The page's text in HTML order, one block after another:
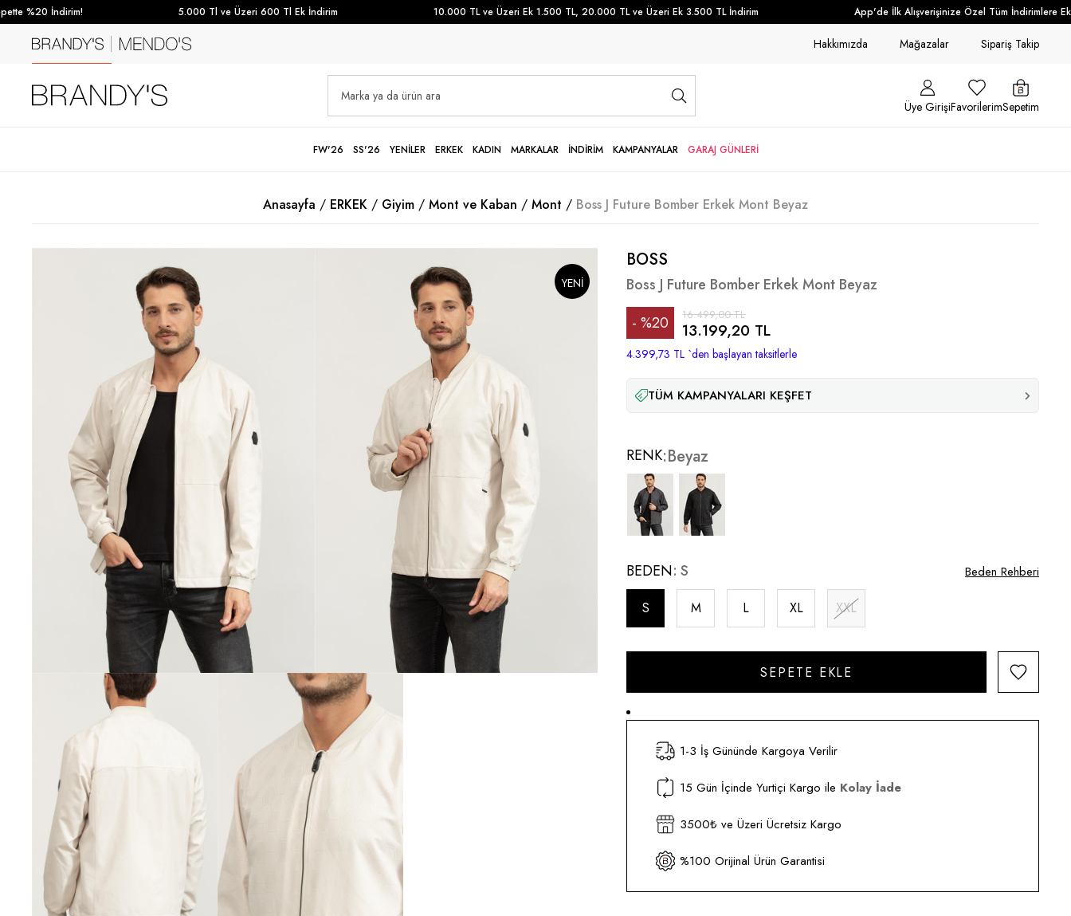
%20 İndirim! 5.000 Tl ve Üzeri 600 Tl Ek İndirim 10.000 TL ve Üzeri Ek 1.500 TL, 20.000 TL ve Üzeri Ek 3.500 TL İndirim App'de İlk Alışverişinize Özel Tüm İndirimlere Ek +
Hakkımızda Mağazalar Sipariş Takip
Üye GirişiFavorilerimSepetim
FW'26 SS'26 YENİLER ERKEK KADIN MARKALAR İNDİRİM KAMPANYALAR GARAJ GÜNLERİ
Anasayfa ERKEK Giyim Mont ve Kaban Mont Boss J Future Bomber Erkek Mont Beyaz
YENI
BOSS
Boss J Future Bomber Erkek Mont Beyaz
%20
İndirim
16.499,00 TL
13.199,20 TL
4.399,73 TL `den başlayan taksitlerle
TÜM KAMPANYALARI KEŞFET
RENK Beyaz
BEDEN S
S M L XL XXL
Beden Rehberi
1-3 İş Gününde Kargoya Verilir
15 Gün İçinde Yurtiçi Kargo ile Kolay İade
3500₺ ve Üzeri Ücretsiz Kargo
%100 Orijinal Ürün Garantisi